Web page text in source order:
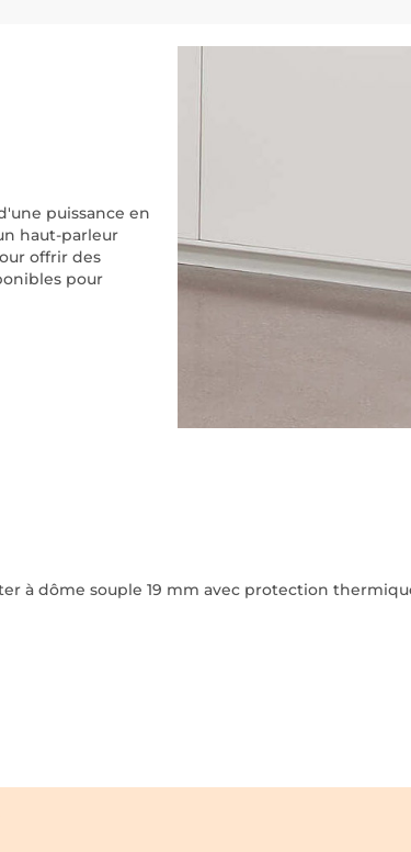
puissance en
haut-parleur
offrir des
pour
à dôme souple 19 mm avec protection